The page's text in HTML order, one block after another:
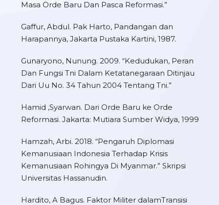
Masa Orde Baru Dan Pasca Reformasi.”
Gaffur, Abdul. Pak Harto, Pandangan dan
Harapannya, Jakarta Pustaka Kartini, 1987.
Gunaryono, Nunung. 2009. “Kedudukan, Peran
Dan Fungsi Tni Dalam Ketatanegaraan Ditinjau
Dari Uu No. 34 Tahun 2004 Tentang Tni.”
Hamid ,Syarwan. Dari Orde Baru ke Orde
Reformasi. Jakarta: Mutiara Sumber Widya, 1999
Hamzah, Arbi. 2018. “Pengaruh Diplomasi
Kemanusiaan Indonesia Terhadap Krisis
Kemanusiaan Rohingya Di Myanmar.” Skripsi
Universitas Hassanudin.
Hardito, A Bagus. Faktor Militer dalamTransisi